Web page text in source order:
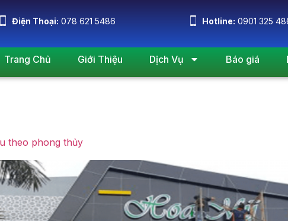
Điện Thoại: 078 621 5486 Hotline: 0901 325
Trang Chủ Giới Thiệu Dịch Vụ Báo giá
theo phong thủy